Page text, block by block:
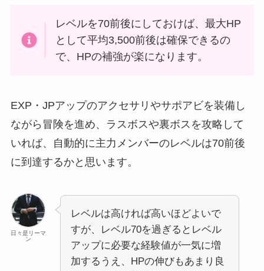
レベルを70前後にしておけば、最大HP
として平均3,500前後は確保できるの
で、HPの補強が楽になります。
EXP・JPアップのアクセサリやサポアビを装備し
ながら冒険を進め、ラスボスや裏ボスを攻略して
いれば、自動的に主力メンバーのレベルは70前後
に到達するかと思います。
日々是リーマ
ン
レベルは高ければ高いほどよいで
すが、レベル70を過ぎるとレベル
アップに必要な経験値が一気に増
加するうえ、HPの伸びもあまり良